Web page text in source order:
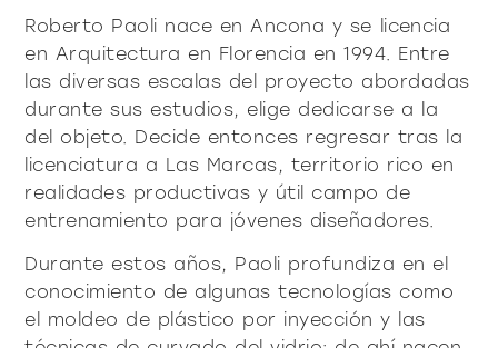
accesorios
mesas
mesitas de centro y
auxiliares
mesitas de noche
consola
sillas
sofás y butacas
Puro decidido Puro suave
Vitrinas y Aparadores
Librería y sistemas
Iluminación
Accesorios
Mesas
Mesitas de centro y auxiliares
Mesitas de noche
Consola
Sillas
Sofás y butacas
contacto
Milano Design Week 2026
azienda
Ser Fiam
Vittorio Livi, la idea
increíblemente vidrio
Villa Miralfiore
documenti
Descargas
Catálogos
Certificaciones
B2B
press & news
Historias
Noticias
Editoriales
Notas de prensa
¿es usted arquitecto?
¿es usted distribuidor?
Roberto Paoli nace en Ancona y se licencia
en Arquitectura en Florencia en 1994. Entre
las diversas escalas del proyecto abordadas
durante sus estudios, elige dedicarse a la
del objeto. Decide entonces regresar tras la
licenciatura a Las Marcas, territorio rico en
realidades productivas y útil campo de
entrenamiento para jóvenes diseñadores.
Durante estos años, Paoli profundiza en el
conocimiento de algunas tecnologías como
el moldeo de plástico por inyección y las